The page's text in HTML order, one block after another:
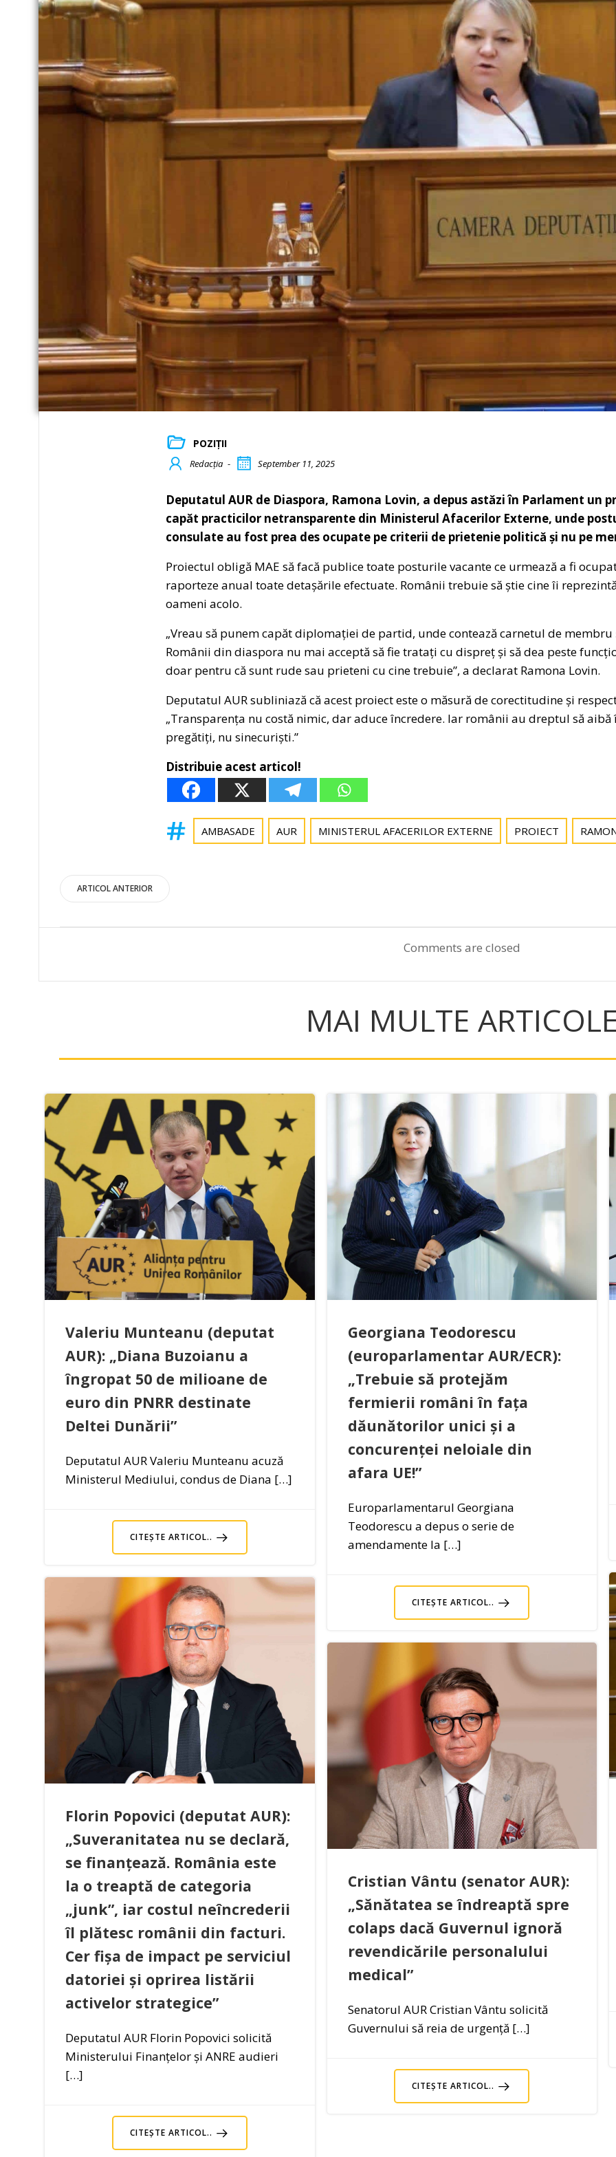
POZIȚII
Redacția - September 11, 2025
Deputatul AUR de Diaspora, Ramona Lovin, a depus astăzi în Parlament un
capăt practicilor netransparente din Ministerul Afacerilor Externe, unde
consulate au fost prea des ocupate pe criterii de prietenie politică și nu pe
Proiectul obligă MAE să facă publice toate posturile vacante ce urmează a fi
raporteze anual toate detașările efectuate. Românii trebuie să știe cine îi
oameni acolo.
„Vreau să punem capăt diplomației de partid, unde contează carnetul de
Românii din diaspora nu mai acceptă să fie tratați cu dispreț și să dea peste
doar pentru că sunt rude sau prieteni cu cine trebuie”, a declarat Ramona Lovin.
Deputatul AUR subliniază că acest proiect este o măsură de corectitudine și
„Transparența nu costă nimic, dar aduce încredere. Iar românii au dreptul să
pregătiți, nu sinecuriști.”
Distribuie acest articol!
AMBASADE AUR MINISTERUL AFACERILOR EXTERNE PROIECT
Post
navigation
ARTICOL ANTERIOR
navigation
Comments are closed
MAI MULTE
Valeriu Munteanu (deputat
AUR): „Diana Buzoianu a
îngropat 50 de milioane de
euro din PNRR destinate
Deltei Dunării”
Deputatul AUR Valeriu Munteanu acuză
Ministerul Mediului, condus de Diana […]
CITEȘTE ARTICOL..
Georgiana Teodorescu
(europarlamentar AUR/ECR):
„Trebuie să protejăm
fermierii români în fața
dăunătorilor unici și a
concurenței neloiale din
afara UE!”
Europarlamentarul Georgiana
Teodorescu a depus o serie de
amendamente la […]
CITEȘTE ARTICOL..
Florin Popovici (deputat AUR):
„Suveranitatea nu se declară,
se finanțează. România este
la o treaptă de categoria
„junk”, iar costul neîncrederii
îl plătesc românii din facturi.
Cer fișa de impact pe serviciul
datoriei și oprirea listării
activelor strategice”
Deputatul AUR Florin Popovici solicită
Ministerului Finanțelor și ANRE audieri
[…]
CITEȘTE ARTICOL..
Cristian Vântu (senator AUR):
„Sănătatea se îndreaptă spre
colaps dacă Guvernul ignoră
revendicările personalului
medical”
Senatorul AUR Cristian Vântu solicită
Guvernului să reia de urgență […]
CITEȘTE ARTICOL..